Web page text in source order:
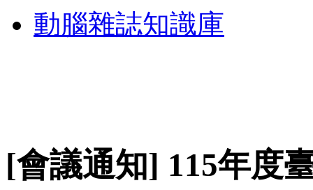
動腦雜誌知識庫
[會議通知] 115年度